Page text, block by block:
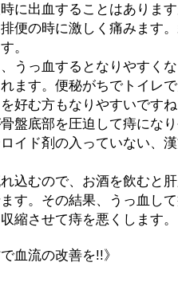
に出血することはありま
便の時に激しく痛みます
。
うっ血するとなりやすく
ます。便秘がちでトイレ
好む方もなりやすいです
盤底部を圧迫して痔にな
イド剤の入っていない、
込むので、お酒を飲むと
す。その結果、うっ血し
縮させて痔を悪くします。
血流の改善を!!》